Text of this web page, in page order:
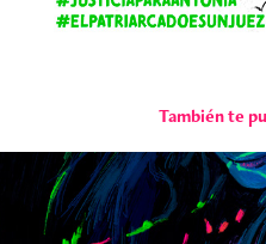
También te